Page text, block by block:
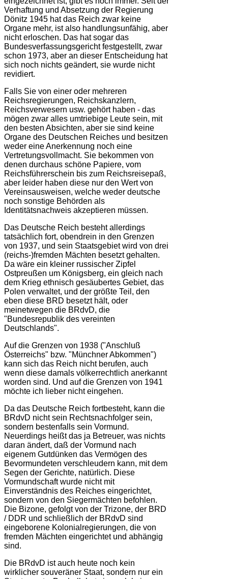
Verhaftung und Absetzung der Regierung
Dönitz 1945 hat das Reich zwar keine
Organe mehr, ist also handlungsunfähig, aber
nicht erloschen. Das hat sogar das
Bundesverfassungsgericht festgestellt, zwar
schon 1973, aber an dieser Entscheidung hat
sich noch nichts geändert, sie wurde nicht
revidiert.
Falls Sie von einer oder mehreren
Reichsregierungen, Reichskanzlern,
Reichsverwesern usw. gehört haben - das
mögen zwar alles umtriebige Leute sein, mit
den besten Absichten, aber sie sind keine
Organe des Deutschen Reiches und besitzen
weder eine Anerkennung noch eine
Vertretungsvollmacht. Sie bekommen von
denen durchaus schöne Papiere, vom
Reichsführerschein bis zum Reichsreisepaß,
aber leider haben diese nur den Wert von
Vereinsausweisen, welche weder deutsche
noch sonstige Behörden als
Identitätsnachweis akzeptieren müssen.
Das Deutsche Reich besteht allerdings
tatsächlich fort, obendrein in den Grenzen
von 1937, und sein Staatsgebiet wird von drei
(reichs-)fremden Mächten besetzt gehalten.
Da wäre ein kleiner russischer Zipfel
Ostpreußen um Königsberg, ein gleich nach
dem Krieg ethnisch gesäubertes Gebiet, das
Polen verwaltet, und der größte Teil, den
eben diese BRD besetzt hält, oder
meinetwegen die BRdvD, die
"Bundesrepublik des vereinten
Deutschlands".
Auf die Grenzen von 1938 ("Anschluß
Österreichs" bzw. "Münchner Abkommen")
kann sich das Reich nicht berufen, auch
wenn diese damals völkerrechtlich anerkannt
worden sind. Und auf die Grenzen von 1941
möchte ich lieber nicht eingehen.
Da das Deutsche Reich fortbesteht, kann die
BRdvD nicht sein Rechtsnachfolger sein,
sondern bestenfalls sein Vormund.
Neuerdings heißt das ja Betreuer, was nichts
daran ändert, daß der Vormund nach
eigenem Gutdünken das Vermögen des
Bevormundeten verschleudern kann, mit dem
Segen der Gerichte, natürlich. Diese
Vormundschaft wurde nicht mit
Einverständnis des Reiches eingerichtet,
sondern von den Siegermächten befohlen.
Die Bizone, gefolgt von der Trizone, der BRD
/ DDR und schließlich der BRdvD sind
eingeborene Kolonialregierungen, die von
fremden Mächten eingerichtet und abhängig
sind.
Die BRdvD ist auch heute noch kein
wirklicher souveräner Staat, sondern nur ein